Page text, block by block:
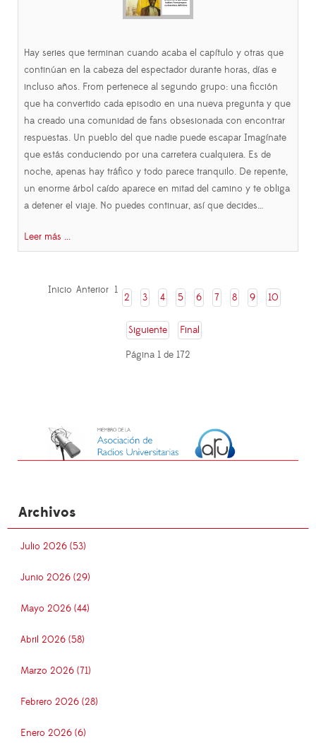
Hay series que terminan cuando acaba el capítulo y otras que
continúan en la cabeza del espectador durante horas, días e
incluso años. From pertenece al segundo grupo: una ficción
que ha convertido cada episodio en una nueva pregunta y que
ha creado una comunidad de fans obsesionada con encontrar
respuestas. Un pueblo del que nadie puede escapar Imagínate
que estás conduciendo por una carretera cualquiera. Es de
noche, apenas hay tráfico y todo parece tranquilo. De repente,
un enorme árbol caído aparece en mitad del camino y te obliga
a detener el viaje. No puedes continuar, así que decides…
Leer más ...
Inicio Anterior 1
2 3 4 5 6 7 8 9 10
Siguiente
Final
Página 1 de 172
Archivos
Julio 2026 (53)
Junio 2026 (29)
Mayo 2026 (44)
Abril 2026 (58)
Marzo 2026 (71)
Febrero 2026 (28)
Enero 2026 (6)